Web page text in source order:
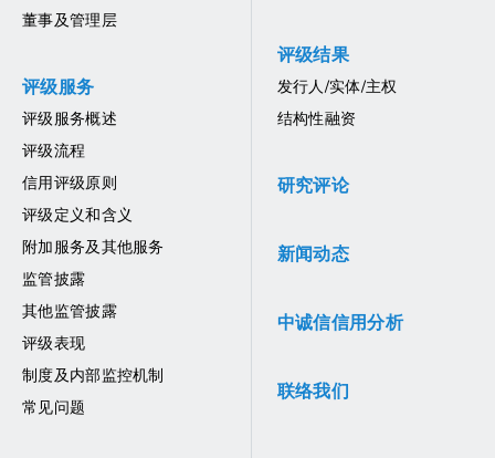
董事及管理层
评级服务
评级服务概述
评级流程
信用评级原则
评级定义和含义
附加服务及其他服务
监管披露
其他监管披露
评级表现
制度及内部监控机制
常见问题
评级结果
发行人/实体/主权
结构性融资
研究评论
新闻动态
中诚信信用分析
联络我们